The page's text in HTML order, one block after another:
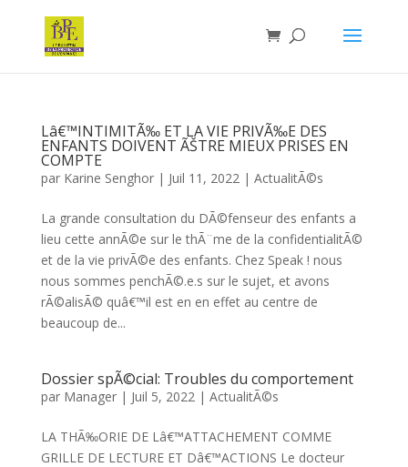
Lâ€™INTIMITÃ‰ ET LA VIE PRIVÃ‰E DES
ENFANTS DOIVENT ÃŠTRE MIEUX PRISES EN
COMPTE
par Karine Senghor| Juil 11, 2022| ActualitÃ©s
La grande consultation du DÃ©fenseur des enfants a
lieu cette annÃ©e sur le thÃ¨me de la confidentialitÃ©
et de la vie privÃ©e des enfants. Chez Speak ! nous
nous sommes penchÃ©.e.s sur le sujet, et avons
rÃ©alisÃ© quâ€™il est en en effet au centre de
beaucoup de...
Dossier spÃ©cial: Troubles du comportement
par Manager| Juil 5, 2022| ActualitÃ©s
LA THÃ‰ORIE DE Lâ€™ATTACHEMENT COMME
GRILLE DE LECTURE ET Dâ€™ACTIONS Le docteur